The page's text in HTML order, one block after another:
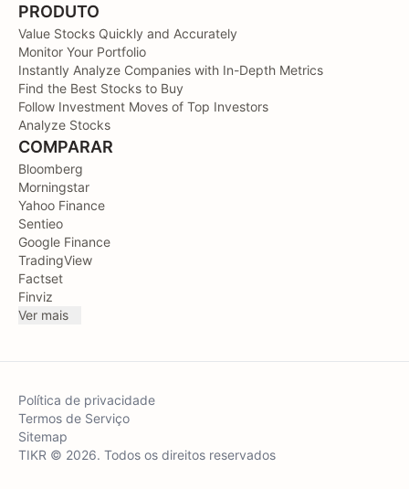
PRODUTO
Value Stocks Quickly and Accurately
Monitor Your Portfolio
Instantly Analyze Companies with In-Depth Metrics
Find the Best Stocks to Buy
Follow Investment Moves of Top Investors
Analyze Stocks
COMPARAR
Bloomberg
Morningstar
Yahoo Finance
Sentieo
Google Finance
TradingView
Factset
Finviz
Ver mais
Política de privacidade
Termos de Serviço
Sitemap
TIKR © 2026. Todos os direitos reservados